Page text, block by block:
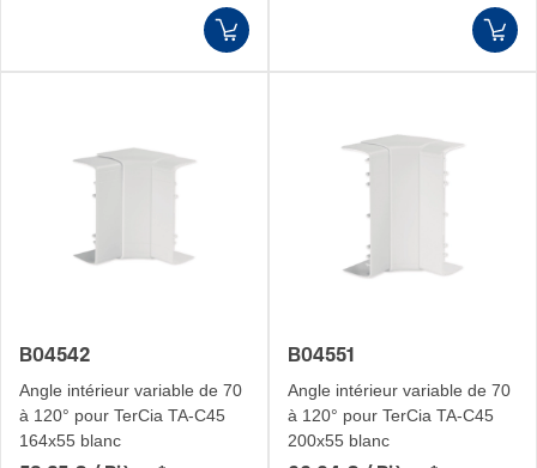
B04542
Angle intérieur variable de 70
à 120° pour TerCia TA-C45
164x55 blanc
B04551
Angle intérieur variable de 70
à 120° pour TerCia TA-C45
200x55 blanc